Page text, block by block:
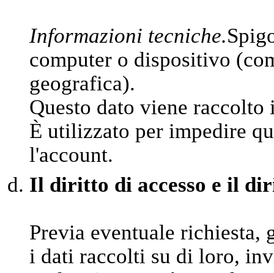
Informazioni tecniche.
computer o dispositivo
geografica).
Questo dato viene
È utilizzato per impedire
l'account.
Il diritto di accesso e il
Previa eventuale richiesta,
i dati raccolti su di loro,